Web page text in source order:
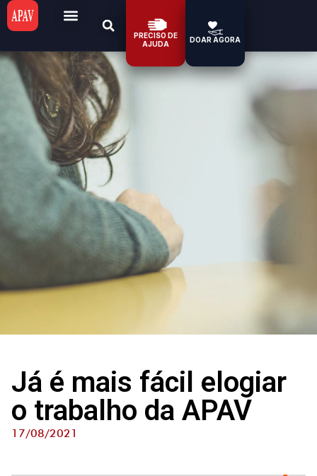
PRECISO DE
AJUDA
DOAR AGORA
Já é mais fácil elogiar
o trabalho da APAV
17/08/2021